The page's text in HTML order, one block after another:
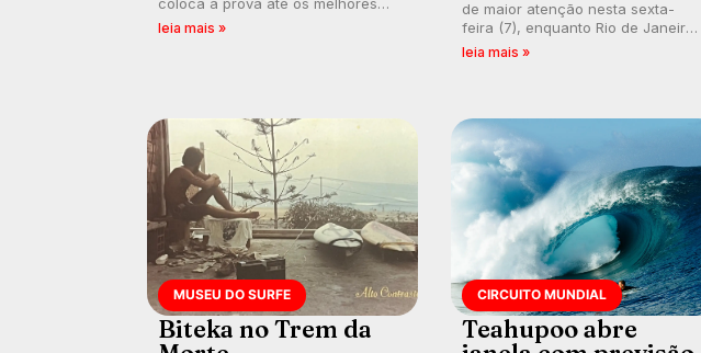
surfistas do mundo. E participe dos
leia mais »
de maior atenção nesta sexta-
feira (7), enquanto Rio de Janeiro
também recebe alerta para ventos
leia mais »
MUSEU DO SURFE
Biteka no Trem da
CIRCUITO MUNDIAL
Teahupoo abre